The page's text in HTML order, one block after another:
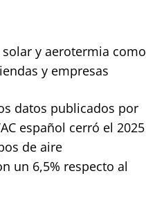
y aerotermia como
y empresas
datos publicados por
español cerró el 2025
de aire
un 6,5% respecto al